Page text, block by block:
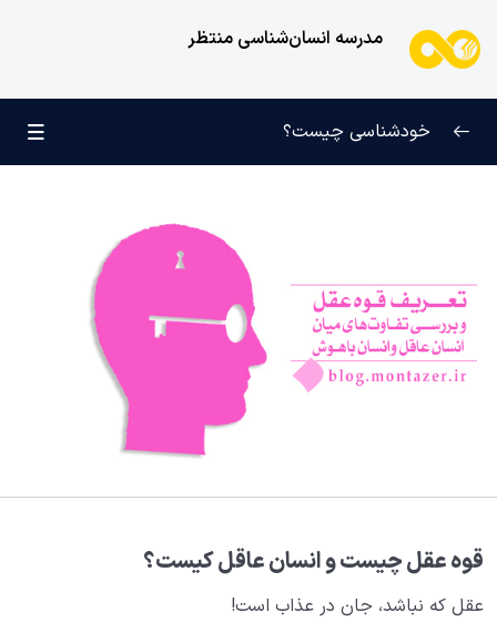
مدرسه انسان‌شناسی منتظر
کودک عزیز روان
انسان و میل بی‌نهایت
انسان چه چیزی نیست؟
کمال یا ویژگی ذاتی چیست و کسب کمال به چه معناست؟
ویژگی ذاتی موجودات چگونه آنان را به 5 دستۀ کلی تقسیم
قانون زوجیت چیست و ملاک‌های مهم در زوجیت بین دو
موجود کدامند؟
خودشناسی چیست؟
قوه عقل چیست و انسان عاقل کیست؟
عقل که نباشد، جان در عذاب است!